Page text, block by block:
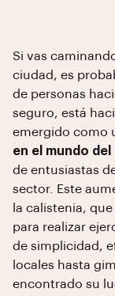
Si vas
ciudad, es
de personas
seguro, está
emergido como
en el mundo
de entusiastas
sector. Este
la calistenia,
para realizar
de simplicidad,
locales hasta
encontrado su